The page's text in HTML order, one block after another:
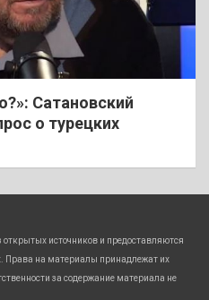
Сатановский
о турецких
источников и предоставляются
Права на материалы принадлежат их
за содержание материала не